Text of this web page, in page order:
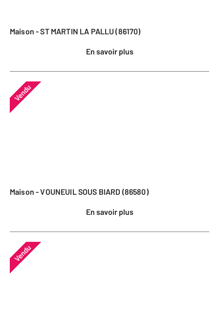
Maison - ST MARTIN LA PALLU (86170)
En savoir plus
Vendu
Maison - VOUNEUIL SOUS BIARD (86580)
En savoir plus
Vendu